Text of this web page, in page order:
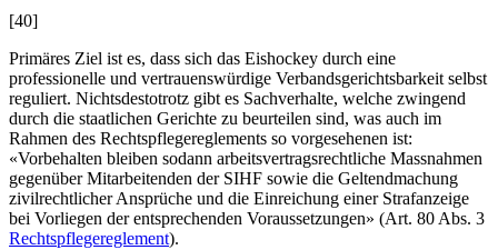
[40]
Primäres Ziel ist es, dass sich das Eishockey durch eine
professionelle und vertrauenswürdige Verbandsgerichtsbarkeit selbst
reguliert. Nichtsdestotrotz gibt es Sachverhalte, welche zwingend
durch die staatlichen Gerichte zu beurteilen sind, was auch im
Rahmen des Rechtspflegereglements so vorgesehenen ist:
«Vorbehalten bleiben sodann arbeitsvertragsrechtliche Massnahmen
gegenüber Mitarbeitenden der SIHF sowie die Geltendmachung
zivilrechtlicher Ansprüche und die Einreichung einer Strafanzeige
bei Vorliegen der entsprechenden Voraussetzungen» (Art. 80 Abs. 3
Rechtspflegereglement).